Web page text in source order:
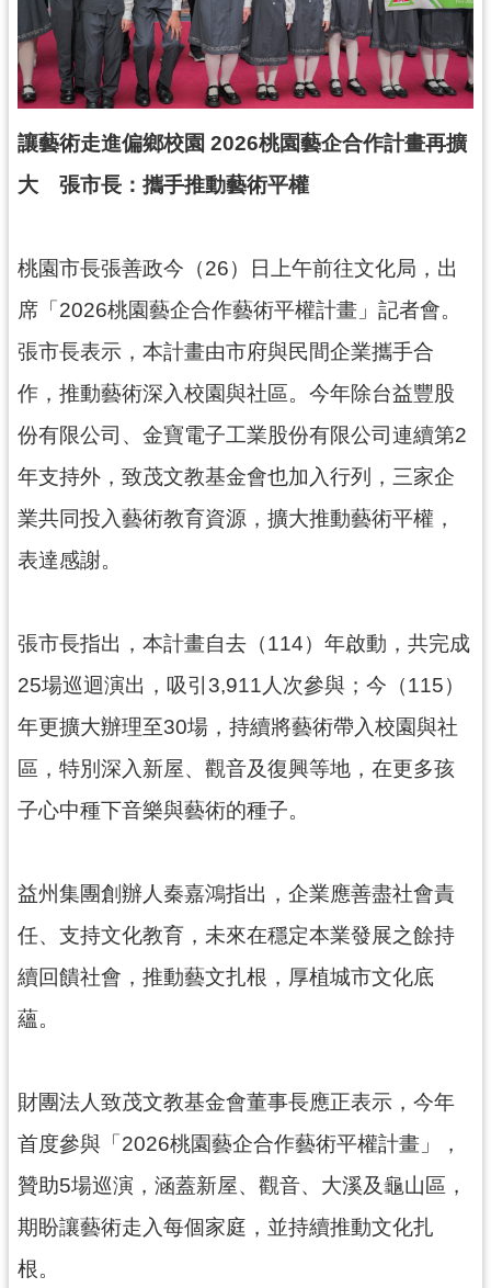
訊
息
公
告
便
民
政
府
資
公
開
回
首
導
市
政
信
問
園
市
入
口
網
隱
私
政
讓藝術走進偏鄉校園 2026桃園藝企合作計畫再擴
大 張市長：攜手推動藝術平權
桃園市長張善政今（26）日上午前往文化局，出
席「2026桃園藝企合作藝術平權計畫」記者會。
張市長表示，本計畫由市府與民間企業攜手合
作，推動藝術深入校園與社區。今年除台益豐股
份有限公司、金寶電子工業股份有限公司連續第2
年支持外，致茂文教基金會也加入行列，三家企
業共同投入藝術教育資源，擴大推動藝術平權，
表達感謝。
張市長指出，本計畫自去（114）年啟動，共完成
25場巡迴演出，吸引3,911人次參與；今（115）
年更擴大辦理至30場，持續將藝術帶入校園與社
區，特別深入新屋、觀音及復興等地，在更多孩
子心中種下音樂與藝術的種子。
益州集團創辦人秦嘉鴻指出，企業應善盡社會責
任、支持文化教育，未來在穩定本業發展之餘持
續回饋社會，推動藝文扎根，厚植城市文化底
蘊。
財團法人致茂文教基金會董事長應正表示，今年
首度參與「2026桃園藝企合作藝術平權計畫」，
贊助5場巡演，涵蓋新屋、觀音、大溪及龜山區，
期盼讓藝術走入每個家庭，並持續推動文化扎
根。